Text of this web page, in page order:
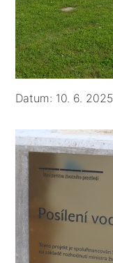
Datum: 10. 6. 2025